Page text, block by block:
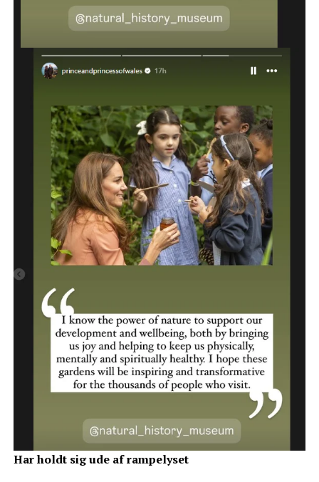
Har holdt sig ude af rampelyset